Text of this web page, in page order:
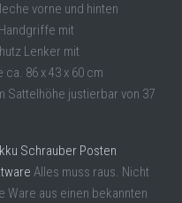
vorne und hinten
mit
Lenker mit
86 x 43 x 60 cm
Sattelhöhe justierbar von 37
Schrauber Posten
Alles muss raus. Nicht
Ware aus einen bekannten